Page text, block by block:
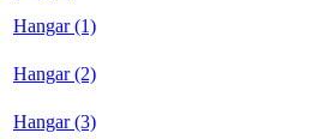
Hangar (1)
Hangar (2)
Hangar (3)